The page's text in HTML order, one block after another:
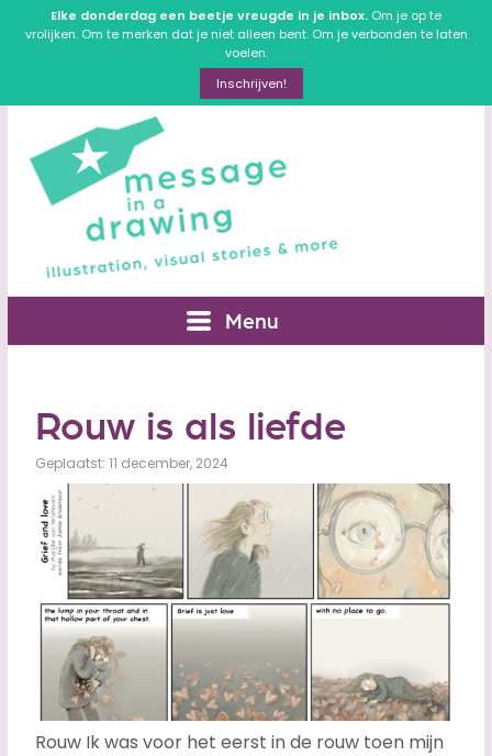
Elke donderdag een beetje vreugde in je inbox. Om je op te
vrolijken. Om te merken dat je niet alleen bent. Om je verbonden te laten
voelen.
Inschrijven!
Menu
Rouw is als liefde
Geplaatst: 11 december, 2024
Rouw Ik was voor het eerst in de rouw toen mijn